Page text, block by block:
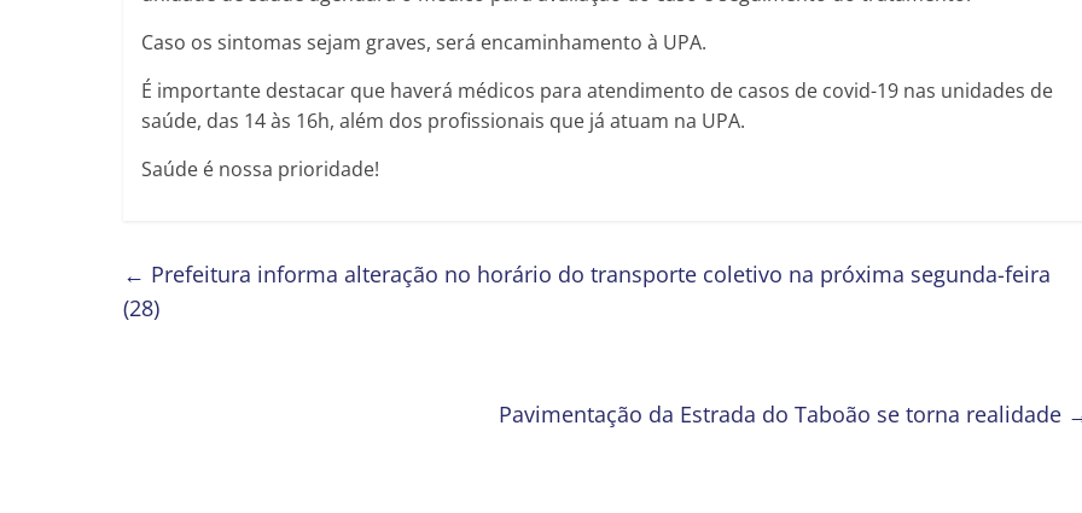
Caso os sintomas sejam graves, será encaminhamento à UPA.
É importante destacar que haverá médicos para atendimento de casos de covid-19 nas unidades de
saúde, das 14 às 16h, além dos profissionais que já atuam na UPA.
Saúde é nossa prioridade!
← Prefeitura informa alteração no horário do transporte coletivo na próxima segunda-feira
(28)
Pavimentação da Estrada do Taboão se torna realidade